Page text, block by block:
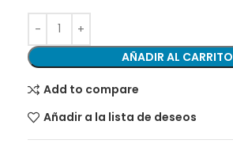
AÑADIR AL CARRITO
Add to compare
Añadir a la lista de deseos